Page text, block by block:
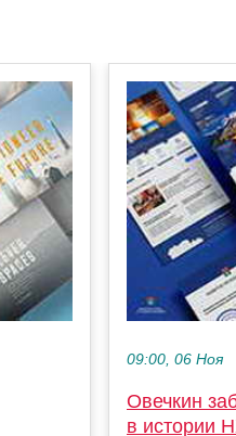
09:00, 06 Ноя
Овечкин
в истории